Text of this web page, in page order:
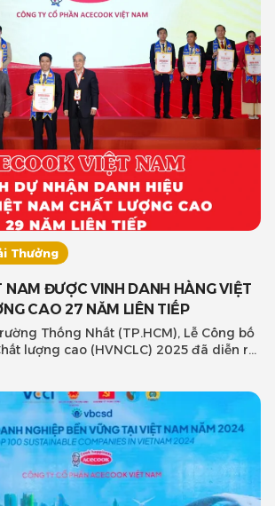
Thưởng
NAM ĐƯỢC VINH DANH HÀNG VIỆT
CAO 27 NĂM LIÊN TIẾP
Thống Nhất (TP.HCM), Lễ Công bố
lượng cao (HVNCLC) 2025 đã diễn ra